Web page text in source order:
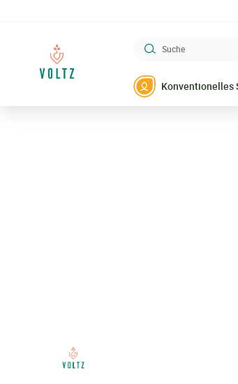
VOLTZ Maraîchage
Suche
Konventionelles